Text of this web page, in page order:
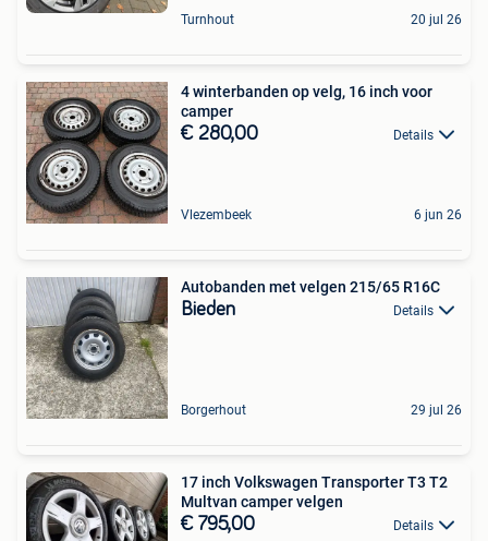
Turnhout 20 jul 26
4 winterbanden op velg, 16 inch voor
camper
€ 280,00 Details
Vlezembeek 6 jun 26
Autobanden met velgen 215/65 R16C
Bieden Details
Borgerhout 29 jul 26
17 inch Volkswagen Transporter T3 T2
Multvan camper velgen
€ 795,00 Details